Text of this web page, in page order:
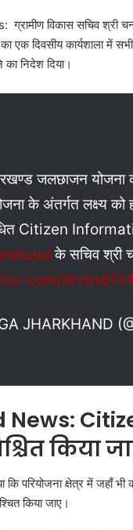
विकास सचिव श्री
दिवसीय कार्यशाला में सभी
का निदेश दिया।
जलछाजन योजना
के अंतर्गत लक्ष्य को
Citizen
के सचिव श्री
JHARKHAND
किया
कि परियोजना क्षेत्र में
किया जाए।